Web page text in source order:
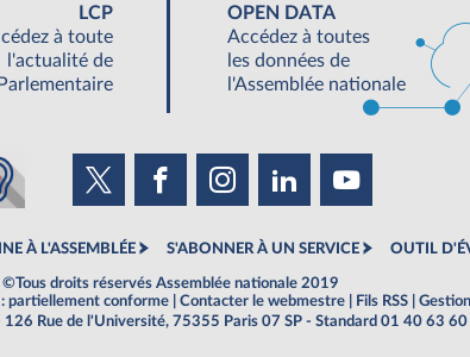
LCP
à toute
l'actualité de
OPEN DATA
Accédez à toutes
les données de
l'Assemblée nationale
À L'ASSEMBLÉE S'ABONNER À UN SERVICE OUTIL
©Tous droits réservés Assemblée nationale 2019
partiellement conforme Contacter le webmestre Fils RSS
126 Rue de l'Université, 75355 Paris 07 SP - Standard 01 40 63